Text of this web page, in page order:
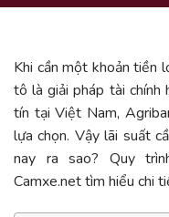
Khi cần một khoản tiền
tô là giải pháp tài chính
tín tại Việt Nam,
lựa chọn. Vậy lãi suất
nay ra sao? Quy
Camxe.net tìm hiểu chi